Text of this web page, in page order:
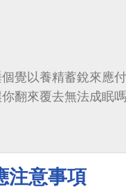
覺以養精蓄銳來應
翻來覆去無法成眠嗎
注意事項